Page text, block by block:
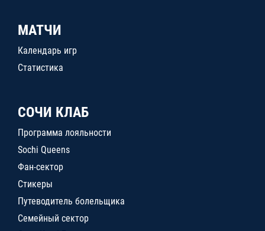
МАТЧИ
Календарь игр
Статистика
СОЧИ КЛАБ
Программа лояльности
Sochi Queens
Фан-сектор
Стикеры
Путеводитель болельщика
Семейный сектор